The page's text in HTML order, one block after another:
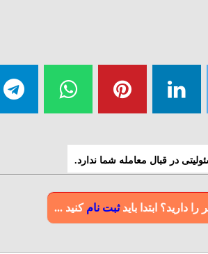
در قبال معامله شما ندارد.
دارید؟ ابتدا بایدثبت نام کنید ...